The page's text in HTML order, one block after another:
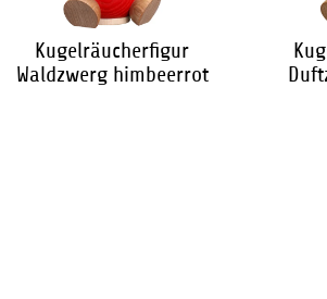
Kugelräucherfigur
Waldzwerg himbeerrot